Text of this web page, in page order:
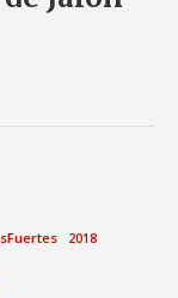
2018